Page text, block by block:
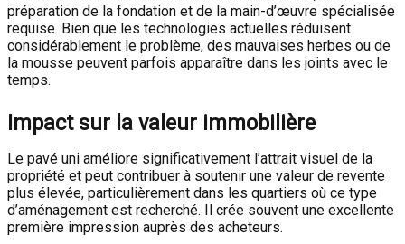
préparation de la fondation et de la main-d’œuvre spécialisée
requise. Bien que les technologies actuelles réduisent
considérablement le problème, des mauvaises herbes ou de
la mousse peuvent parfois apparaître dans les joints avec le
temps.
Impact sur la valeur immobilière
Le pavé uni améliore significativement l’attrait visuel de la
propriété et peut contribuer à soutenir une valeur de revente
plus élevée, particulièrement dans les quartiers où ce type
d’aménagement est recherché. Il crée souvent une excellente
première impression auprès des acheteurs.